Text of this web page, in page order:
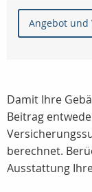
Angebot und
Damit Ihre
Beitrag
berechnet.
Ausstattung